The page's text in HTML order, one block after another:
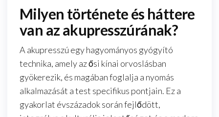
Milyen története és háttere
van az akupresszúrának?
A akupresszú egy hagyományos gyógyító
technika, amely az ősi kínai orvoslásban
gyökerezik, és magában foglalja a nyomás
alkalmazását a test specifikus pontjain. Ez a
gyakorlat évszázadok során fejlődött,